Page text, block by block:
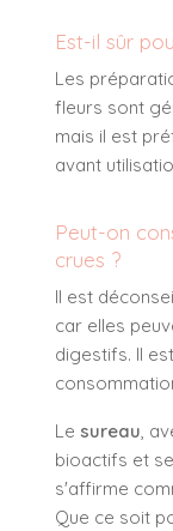
Est-il sûr
Les
fleurs sont
mais il est
avant
Peut-on
crues ?
Il est
car elles
digestifs. Il
Le sureau,
bioactifs et
s'affirme
Que ce soit